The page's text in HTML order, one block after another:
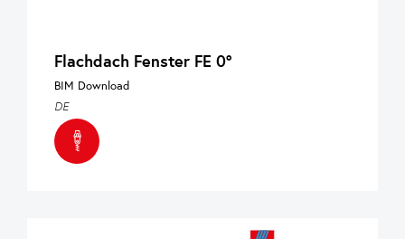
Flachdach Fenster FE 0°
BIM Download
DE